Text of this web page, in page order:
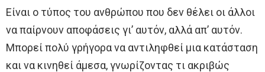
Είναι ο τύπος του ανθρώπου που δεν θέλει οι άλλοι
να παίρνουν αποφάσεις γι’ αυτόν, αλλά απ’ αυτόν.
Μπορεί πολύ γρήγορα να αντιληφθεί μια κατάσταση
και να κινηθεί άμεσα, γνωρίζοντας τι ακριβώς